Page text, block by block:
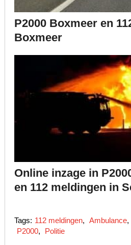
P2000 Boxmeer en
Boxmeer
Online inzage in
en 112 meldingen in
Tags: 112 meldingen, Ambulance,
P2000, Politie